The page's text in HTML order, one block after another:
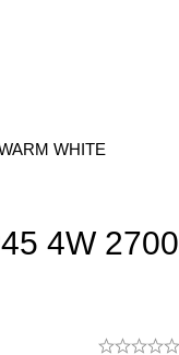
WHITE
4W 2700